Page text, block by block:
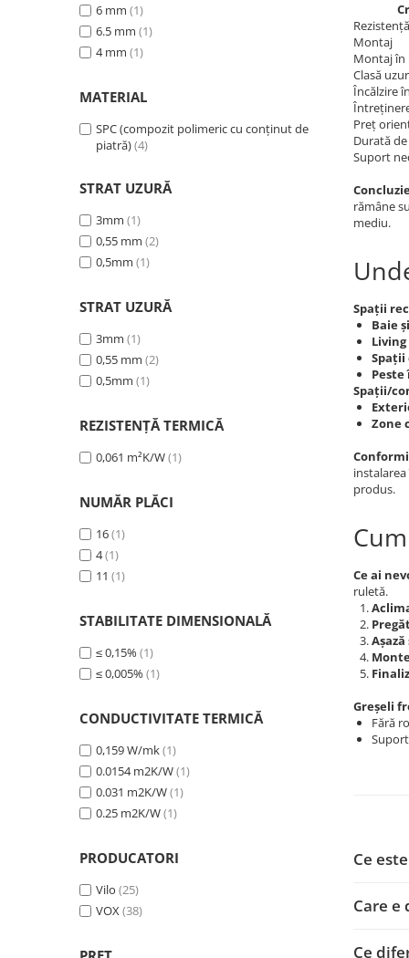
6 mm (1)
6.5 mm (1)
4 mm (1)
MATERIAL
SPC (compozit polimeric cu conținut de
piatră)(4)
STRAT UZURĂ
3mm (1)
0,55 mm (2)
0,5mm (1)
STRAT UZURĂ
3mm (1)
0,55 mm (2)
0,5mm (1)
REZISTENȚĂ TERMICĂ
0,061 m²K/W(1)
NUMĂR PLĂCI
16(1)
4(1)
11 (1)
STABILITATE DIMENSIONALĂ
≤ 0,15% (1)
≤ 0,005% (1)
CONDUCTIVITATE TERMICĂ
0,159 W/mk(1)
0.0154 m2K/W(1)
0.031 m2K/W(1)
0.25 m2K/W(1)
PRODUCATORI
Vilo (25)
VOX(38)
Montaj
Montaj în
Clasă
Încălzire
Preț
Durată
Suport
rămâne
mediu.
Spații
Baie
Spații
Spații/
Zone
produs.
Ce ai
ruletă.
Greșeli
Fără
Ce
Care
Ce